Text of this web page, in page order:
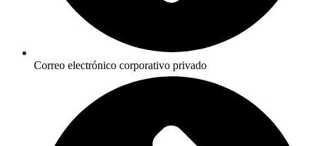
Correo electrónico corporativo privado